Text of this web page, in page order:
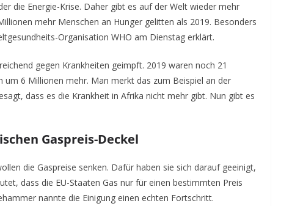
die Energie-Krise. Daher gibt es auf der Welt wieder mehr
mehr Menschen an Hunger gelitten als 2019. Besonders
Organisation WHO am Dienstag erklärt.
gegen Krankheiten geimpft. 2019 waren noch 21
6 Millionen mehr. Man merkt das zum Beispiel an der
dass es die Krankheit in Afrika nicht mehr gibt. Nun gibt es
Gaspreis-Deckel
die Gaspreise senken. Dafür haben sie sich darauf geeinigt,
dass die EU-Staaten Gas nur für einen bestimmten Preis
nannte die Einigung einen echten Fortschritt.